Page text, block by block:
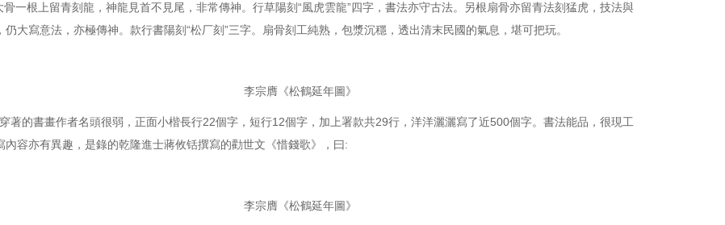
一根上留青刻龍，神龍見首不見尾，非常傳神。行草陽刻“風虎雲龍”四字，書法亦守古法。另根扇骨亦留青法刻猛虎，技法與
仍大寫意法，亦極傳神。款行書陽刻“松厂刻”三字。扇骨刻工純熟，包漿沉穩，透出清末民國的氣息，堪可把玩。
李宗膺《松鶴延年圖》
的書畫作者名頭很弱，正面小楷長行22個字，短行12個字，加上署款共29行，洋洋灑灑寫了近500個字。書法能品，很現工
內容亦有異趣，是錄的乾隆進士蔣攸铦撰寫的勸世文《惜錢歌》，曰:
李宗膺《松鶴延年圖》